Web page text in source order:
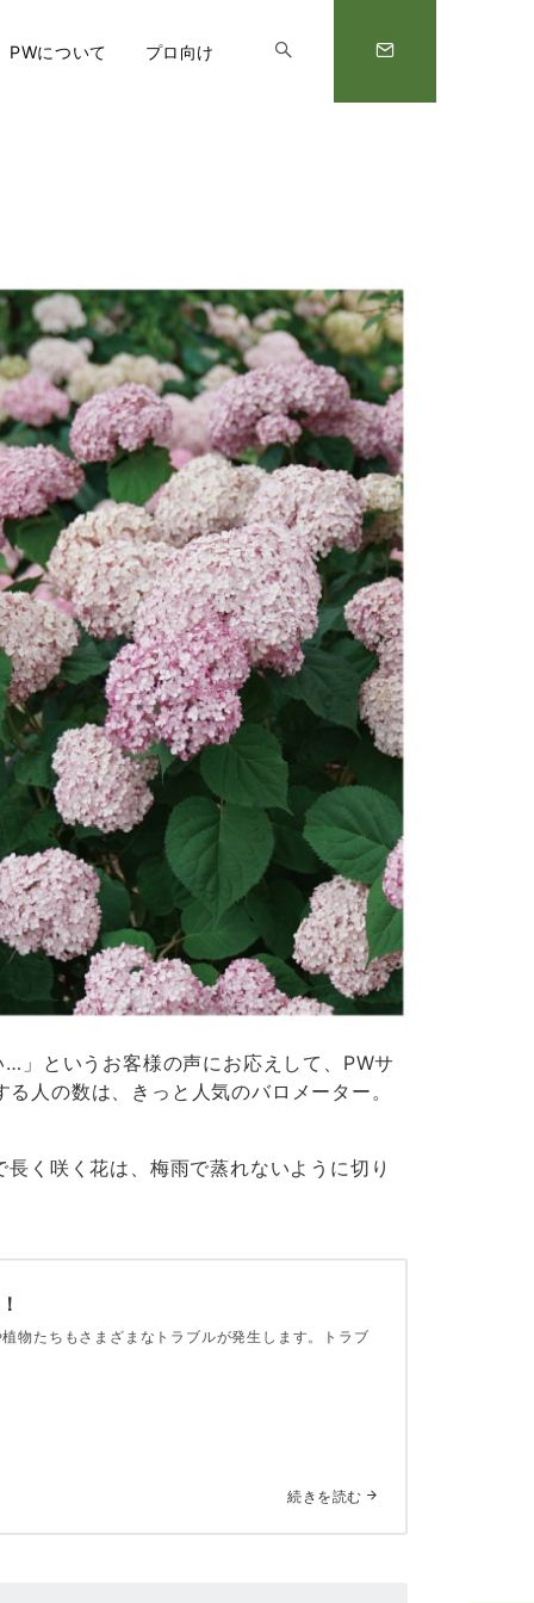
PWについて プロ向け
」というお客様の声にお応えして、PWサ
人の数は、きっと人気のバロメーター。
く咲く花は、梅雨で蒸れないように切り
物たちもさまざまなトラブルが発生します。トラブ
続きを読む